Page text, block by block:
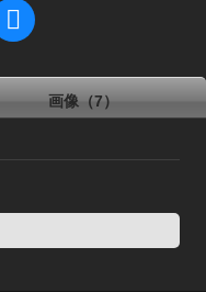
画像（7）